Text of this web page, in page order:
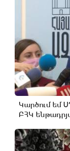
Կարծում եմ
ԲՀԿ